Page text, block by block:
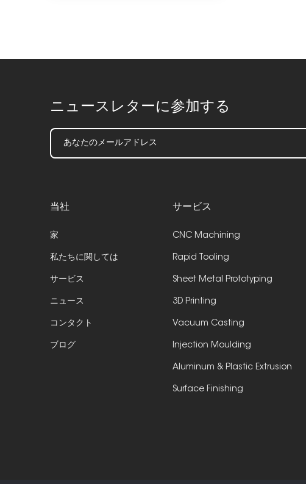
ニュースレターに参加する
当社
家
私たちに関しては
サービス
ニュース
コンタクト
ブログ
サービス
CNC Machining
Rapid Tooling
Sheet Metal Prototyping
3D Printing
Vacuum Casting
Injection Moulding
Aluminum & Plastic Extrusion
Surface Finishing